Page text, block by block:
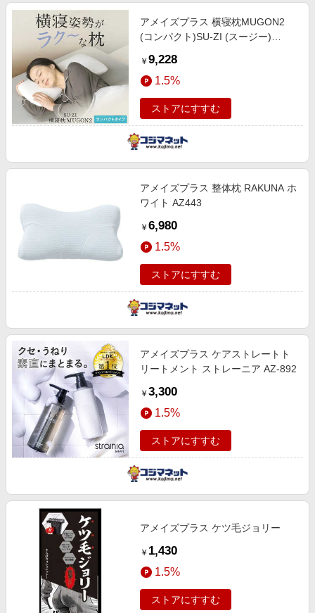
アメイズプラス 横寝枕MUGON2
(コンパクト)SU-ZI (スージー)
￥ 9,228
1.5%
ストアにすすむ
アメイズプラス 整体枕 RAKUNA ホ
ワイト AZ443
￥ 6,980
1.5%
ストアにすすむ
アメイズプラス ケアストレートト
リートメント ストレーニア AZ-892
￥ 3,300
1.5%
ストアにすすむ
アメイズプラス ケツ毛ジョリー
￥ 1,430
1.5%
ストアにすすむ